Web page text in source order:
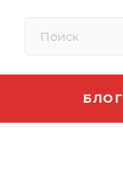
БЛОГ